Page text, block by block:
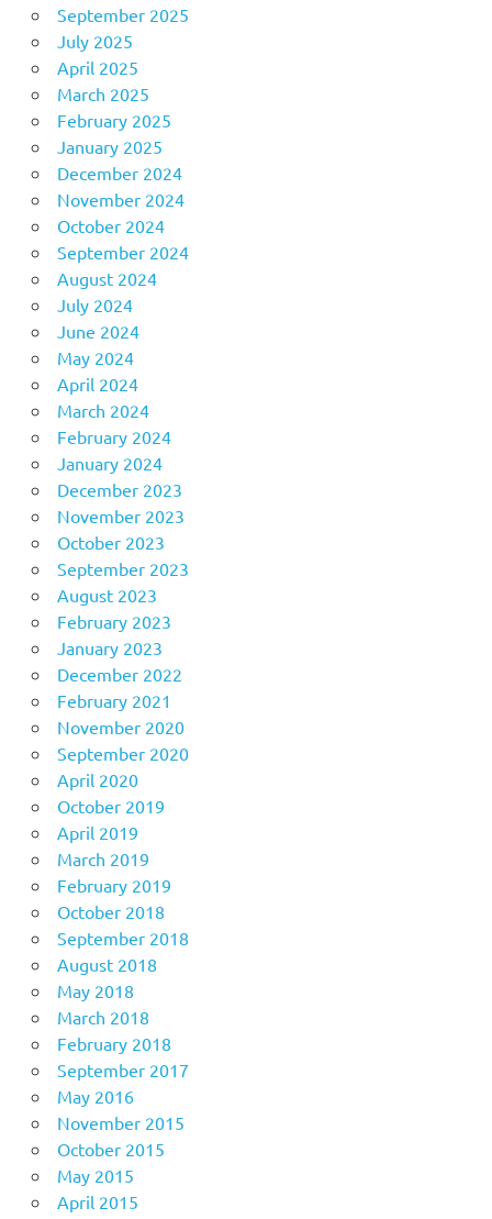
September 2025
July 2025
April 2025
March 2025
February 2025
January 2025
December 2024
November 2024
October 2024
September 2024
August 2024
July 2024
June 2024
May 2024
April 2024
March 2024
February 2024
January 2024
December 2023
November 2023
October 2023
September 2023
August 2023
February 2023
January 2023
December 2022
February 2021
November 2020
September 2020
April 2020
October 2019
April 2019
March 2019
February 2019
October 2018
September 2018
August 2018
May 2018
March 2018
February 2018
September 2017
May 2016
November 2015
October 2015
May 2015
April 2015